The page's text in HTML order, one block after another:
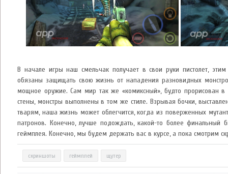
В начале игры наш смельчак получает в свои руки пистолет,
обязаны защищать свою жизнь от нападения разновидных
мощное оружие. Сам мир так же «комиксный», будто прорисован
стены, монстры выполнены в том же стиле. Взрывая бочки,
тварям, наша жизнь может облегчится, когда из поверженных
патронов. Конечно, лучше подождать, какой-то более финальный
геймплея. Конечно, мы будем держать вас в курсе, а пока смотрим
скриншоты геймплей щутер